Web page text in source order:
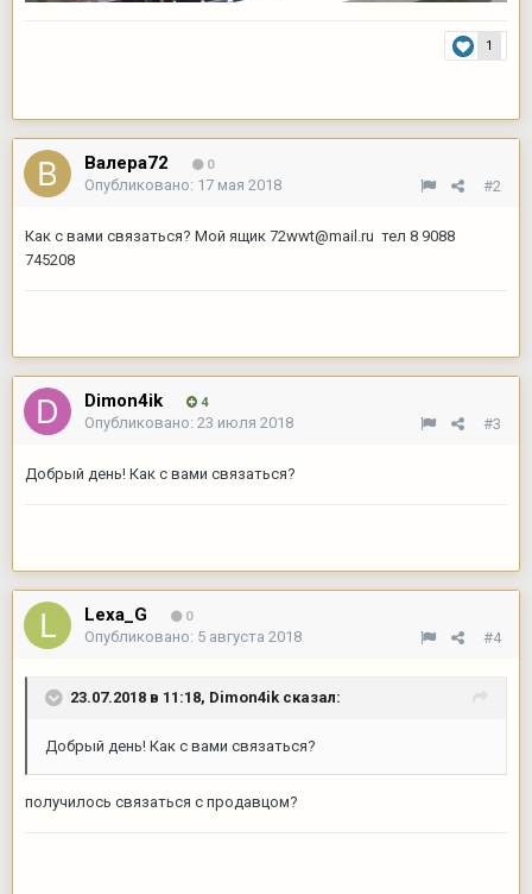
1
Валера72 0
#2
Опубликовано: 17 мая 2018
Как с вами связаться? Мой ящик 72wwt@mail.ru тел 8 9088
745208
Dimon4ik 4
#3
Опубликовано: 23 июля 2018
Добрый день! Как с вами связаться?
Lexa_G 0
#4
Опубликовано: 5 августа 2018
23.07.2018 в 11:18, Dimon4ik сказал:
Добрый день! Как с вами связаться?
получилось связаться с продавцом?